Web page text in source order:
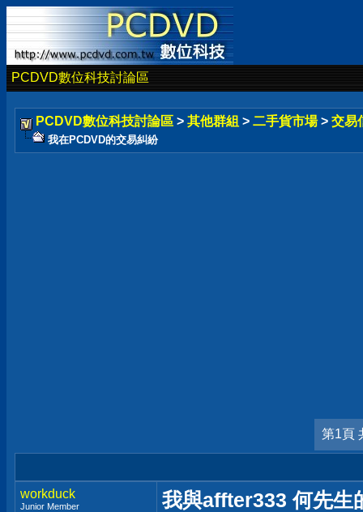
PCDVD數位科技討論區
PCDVD數位科技討論區 > 其他群組 > 二手貨市場 > 交易
我在PCDVD的交易糾紛
第1頁
workduck
Junior Member 我與affter333 何先生